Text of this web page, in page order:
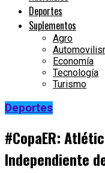
Deportes
Suplementos
Agro
Economía
Tecnología
Turismo
Deportes
#CopaER:
Independiente